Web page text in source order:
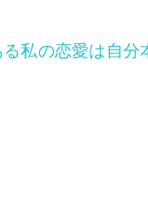
る私の恋愛は自